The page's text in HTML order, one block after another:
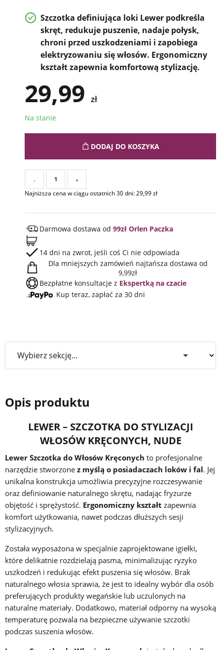
Szczotka definiująca loki Lewer podkreśla
skręt, redukuje puszenie, nadaje połysk,
chroni przed uszkodzeniami i zapobiega
elektryzowaniu się włosów. Ergonomiczny
kształt zapewnia komfortową stylizację.
29,99 zł
Na stanie
DODAJ DO KOSZYKA
- +
Najniższa cena w ciągu ostatnich 30 dni:29,99zł
Darmowa dostawa od 99zł Orlen Paczka
14 dni na zwrot, jeśli coś Ci nie odpowiada
Dla mniejszych zamówień najtańsza dostawa od
9,99zł
Bezpłatne konsultacje z Ekspertką na czacie
Kup teraz, zapłać za 30 dni
Opis produktu
LEWER – SZCZOTKA DO STYLIZACJI
WŁOSÓW KRĘCONYCH, NUDE
Lewer Szczotka do Włosów Kręconych to profesjonalne
narzędzie stworzone z myślą o posiadaczach loków i fal. Jej
unikalna konstrukcja umożliwia precyzyjne rozczesywanie
oraz definiowanie naturalnego skrętu, nadając fryzurze
objętość i sprężystość. Ergonomiczny kształt zapewnia
komfort użytkowania, nawet podczas dłuższych sesji
stylizacyjnych.
Została wyposażona w specjalnie zaprojektowane igiełki,
które delikatnie rozdzielają pasma, minimalizując ryzyko
uszkodzeń i redukując efekt puszenia się włosów. Brak
naturalnego włosia sprawia, że jest to idealny wybór dla osób
preferujących produkty wegańskie lub uczulonych na
naturalne materiały. Dodatkowo, materiał odporny na wysoką
temperaturę pozwala na bezpieczne używanie szczotki
podczas suszenia włosów.